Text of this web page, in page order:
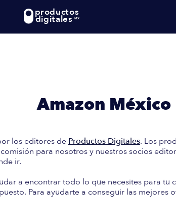
productos
digitales MX
enAmazon México
los editores de Productos Digitales. Los
para nosotros y nuestros socios
ir.
a encontrar todo lo que necesites para tu
Para ayudarte a conseguir las mejores